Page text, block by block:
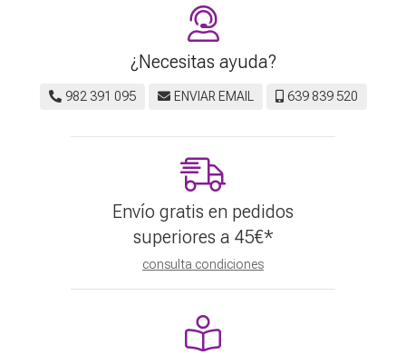
¿Necesitas ayuda?
982 391 095 ENVIAR EMAIL 639 839 520
Envío gratis en pedidos
superiores a 45€*
consulta condiciones